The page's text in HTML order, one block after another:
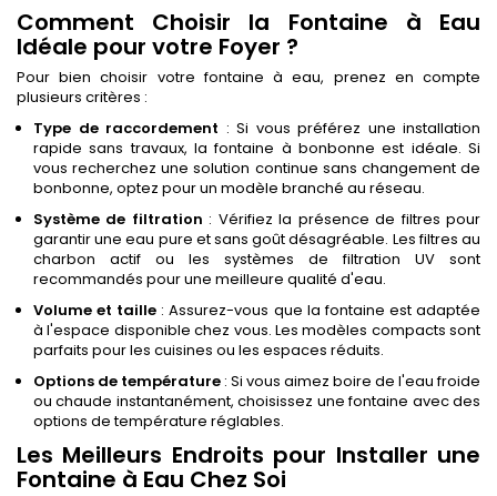
Comment Choisir la Fontaine à Eau
Idéale pour votre Foyer ?
Pour bien choisir votre fontaine à eau, prenez en compte
plusieurs critères :
Type de raccordement : Si vous préférez une installation
rapide sans travaux, la fontaine à bonbonne est idéale. Si
vous recherchez une solution continue sans changement de
bonbonne, optez pour un modèle branché au réseau.
Système de filtration : Vérifiez la présence de filtres pour
garantir une eau pure et sans goût désagréable. Les filtres au
charbon actif ou les systèmes de filtration UV sont
recommandés pour une meilleure qualité d'eau.
Volume et taille : Assurez-vous que la fontaine est adaptée
à l'espace disponible chez vous. Les modèles compacts sont
parfaits pour les cuisines ou les espaces réduits.
Options de température : Si vous aimez boire de l'eau froide
ou chaude instantanément, choisissez une fontaine avec des
options de température réglables.
Les Meilleurs Endroits pour Installer une
Fontaine à Eau Chez Soi